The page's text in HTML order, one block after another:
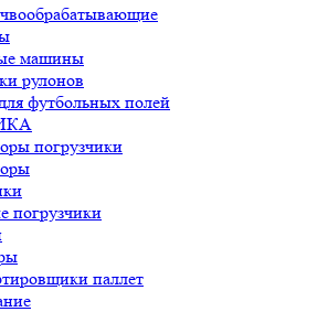
машины
рулонов
футбольных полей
погрузчики
погрузчики
паллет